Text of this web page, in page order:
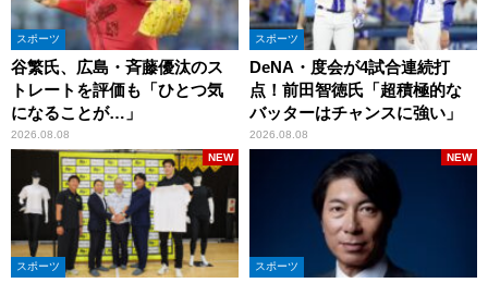
スポーツ
谷繁氏、広島・斉藤優汰のス
トレートを評価も「ひとつ気
になることが…」
2026.08.08
スポーツ
DeNA・度会が4試合連続打
点！前田智徳氏「超積極的な
バッターはチャンスに強い」
2026.08.08
スポーツ
NEW
スポーツ
NEW